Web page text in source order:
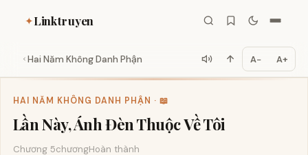
✦Linktruyen
Hai Năm Không Danh Phận A− A+
HAI NĂM KHÔNG DANH PHẬN · 📖
Lần Này, Ánh Đèn Thuộc Về Tôi
Chương 5chươngHoàn thành